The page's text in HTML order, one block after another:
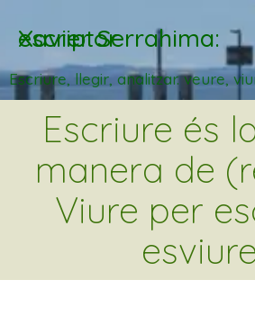
Xavier Serrahima: escriptor
Escriure, llegir, analitzar. veure,
Escriure és
manera de
Viure per